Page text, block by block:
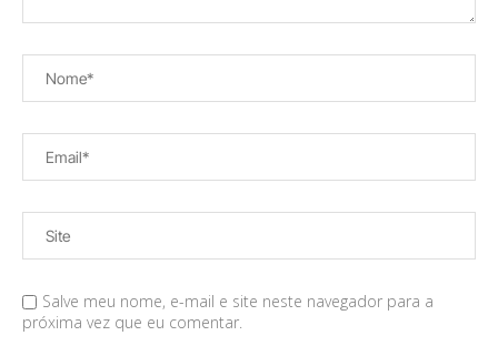
Salve meu nome, e-mail e site neste navegador para a
próxima vez que eu comentar.